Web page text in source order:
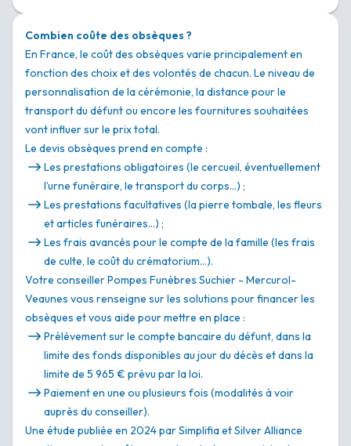
Combien coûte des obsèques ?
En France, le coût des obsèques varie principalement en
fonction des choix et des volontés de chacun. Le niveau de
personnalisation de la cérémonie, la distance pour le
transport du défunt ou encore les fournitures souhaitées
vont influer sur le prix total.
Le devis obsèques prend en compte :
Les prestations obligatoires (le cercueil, éventuellement
l’urne funéraire, le transport du corps…) ;
Les prestations facultatives (la pierre tombale, les fleurs
et articles funéraires…) ;
Les frais avancés pour le compte de la famille (les frais
de culte, le coût du crématorium…).
Votre conseiller Pompes Funèbres Suchier - Mercurol-
Veaunes vous renseigne sur les solutions pour financer les
obsèques et vous aide pour mettre en place :
Prélèvement sur le compte bancaire du défunt, dans la
limite des fonds disponibles au jour du décès et dans la
limite de 5 965 € prévu par la loi.
Paiement en une ou plusieurs fois (modalités à voir
auprès du conseiller).
Une étude publiée en 2024 par Simplifia et Silver Alliance